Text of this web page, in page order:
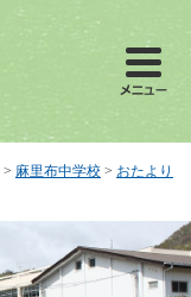
> 麻里布中学校 > おたより